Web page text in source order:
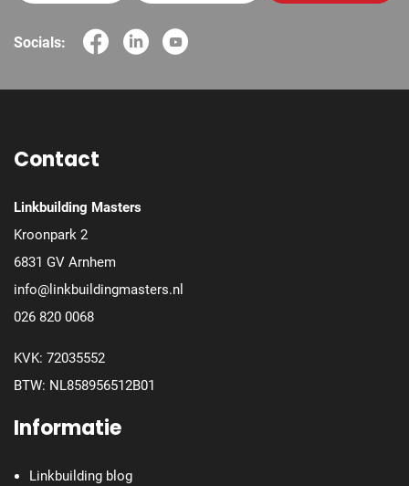
Socials:
Contact
Linkbuilding Masters
Kroonpark 2
6831 GV Arnhem
info@linkbuildingmasters.nl
026 820 0068
KVK: 72035552
BTW: NL858956512B01
Informatie
Linkbuilding blog